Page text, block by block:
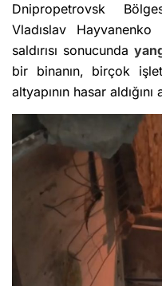
Dnipropetrovsk
Vladıslav
saldırısı sonucunda
bir binanın, birçok
altyapının hasar aldığını